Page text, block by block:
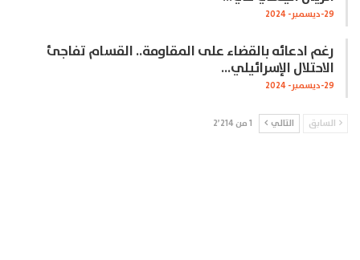
29-ديسمبر- 2024
رغم ادعائه بالقضاء على المقاومة.. القسام تفاجئ
الاحتلال الإسرائيلي…
29-ديسمبر- 2024
السابق التالي 1 من 2٬214